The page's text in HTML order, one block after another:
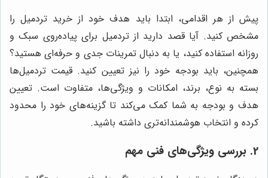
پیش از هر اقدامی، ابتدا باید هدف خود از خرید تردمیل را
مشخص کنید. آیا قصد دارید از تردمیل برای پیاده‌روی سبک و
روزانه استفاده کنید، یا به دنبال تمرینات جدی و حرفه‌ای هستید؟
همچنین، باید بودجه خود را نیز تعیین کنید. قیمت تردمیل‌ها
بسته به نوع، برند، امکانات و ویژگی‌ها، متفاوت است. تعیین
هدف و بودجه به شما کمک می‌کند تا گزینه‌های خود را محدود
کرده و انتخاب هوشمندانه‌تری داشته باشید.
2. بررسی ویژگی‌های فنی مهم